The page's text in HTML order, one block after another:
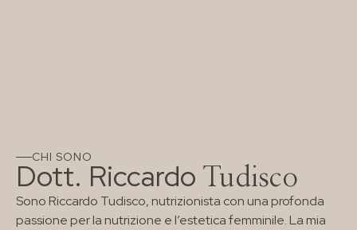
CHI SONO
Dott. Riccardo Tudisco
Sono Riccardo Tudisco, nutrizionista con una profonda
passione per la nutrizione e l’estetica femminile. La mia